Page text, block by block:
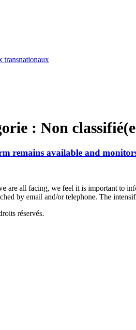
transnationaux
: Non
remains available and
are all facing, we feel it is important to
by email and/or telephone. The
réservés.